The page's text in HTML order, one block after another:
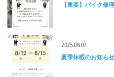
【重要】バイク修
2025.08.07
夏季休暇のお知らせ